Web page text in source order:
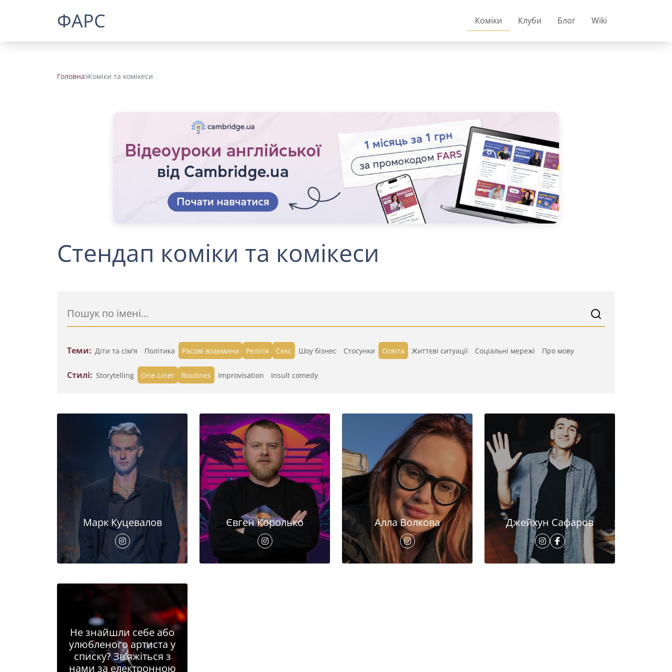
ФАРС Коміки Клуби Блог Wiki
Головна Коміки та комікеси
Стендап коміки та комікеси
Теми: Діти та сім'я Політика Расові взаємини Релігія Секс Шоу бізнес Стосунки Освіта Життєві ситуації Cоціальні мережі Про мову
Стилі: Storytelling One-Liner Routines Improvisation Insult comedy
Марк Куцевалов Євген Королько Алла Волкова Джейхун Сафаров
Не знайшли себе або
улюбленого артиста у
списку? Зв'яжіться з
нами за електронною